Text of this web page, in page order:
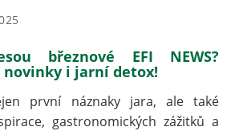
březnové EFI NEWS?
novinky i jarní detox!
první náznaky jara, ale také
gastronomických zážitků a